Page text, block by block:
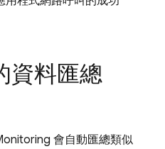
資料匯總
會自動匯總類似